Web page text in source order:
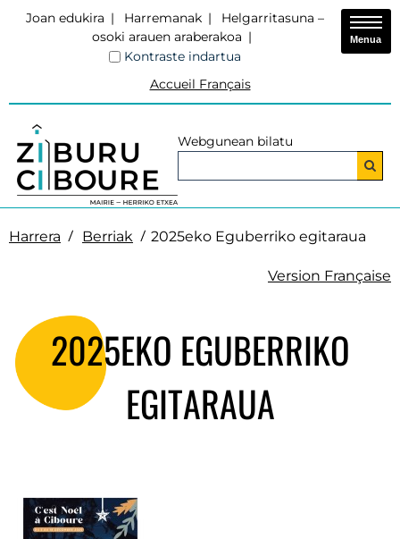
Joan edukira Harremanak
Helgarritasuna –
osoki arauen araberakoa
Kontraste indartua
Accueil Français
Webgunean bilatu
Menua
Harrera Berriak 2025eko Eguberriko egitaraua
Version Française
2025EKO EGUBERRIKO
EGITARAUA